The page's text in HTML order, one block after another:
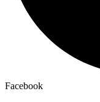
Facebook